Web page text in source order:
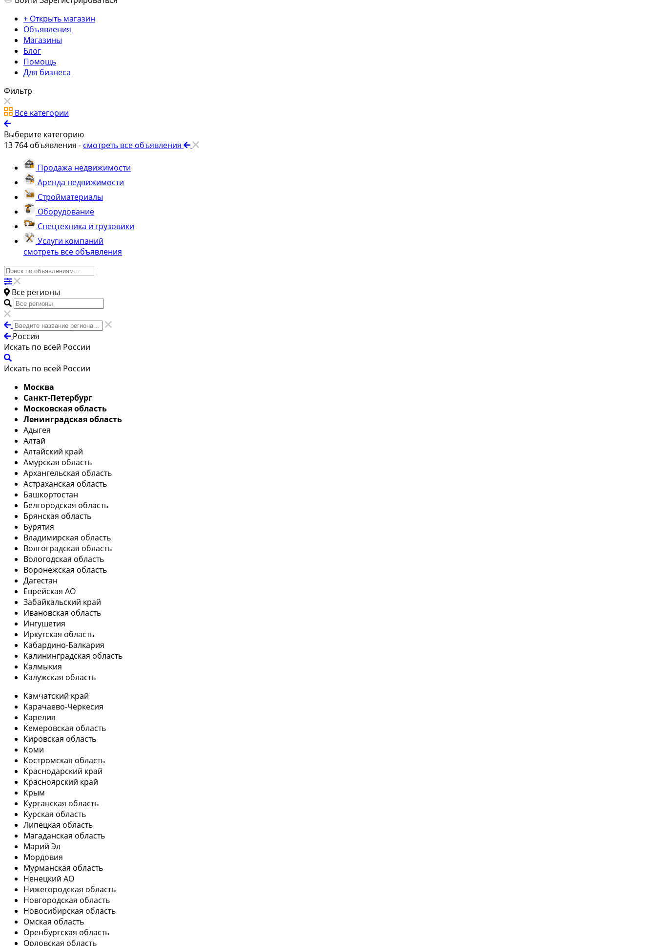
+ Открыть магазин
Объявления
Магазины
Блог
Помощь
Для бизнеса
Фильтр
Все категории
Выберите категорию
13 764 объявления - смотреть все объявления
Продажа недвижимости
Аренда недвижимости
Стройматериалы
Оборудование
Спецтехника и грузовики
Услуги компаний
смотреть все объявления
Все регионы
Россия
Искать по всей России
Искать по всей России
Москва
Санкт-Петербург
Московская область
Ленинградская область
Адыгея
Алтай
Алтайский край
Амурская область
Архангельская область
Астраханская область
Башкортостан
Белгородская область
Брянская область
Бурятия
Владимирская область
Волгоградская область
Вологодская область
Воронежская область
Дагестан
Еврейская АО
Забайкальский край
Ивановская область
Ингушетия
Иркутская область
Кабардино-Балкария
Калининградская область
Калмыкия
Калужская область
Камчатский край
Карачаево-Черкесия
Карелия
Кемеровская область
Кировская область
Коми
Костромская область
Краснодарский край
Красноярский край
Крым
Курганская область
Курская область
Липецкая область
Магаданская область
Марий Эл
Мордовия
Мурманская область
Ненецкий АО
Нижегородская область
Новгородская область
Новосибирская область
Омская область
Оренбургская область
Орловская область